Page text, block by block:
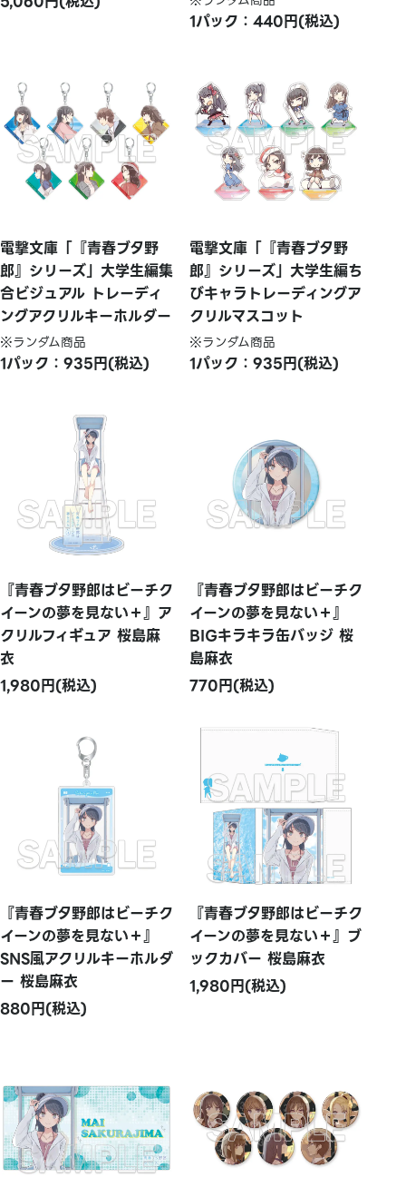
1パック：440円(税込)
電撃文庫「『青春ブタ野
郎』シリーズ」大学生編集
合ビジュアル トレーディ
ングアクリルキーホルダー
※ランダム商品
1パック：935円(税込)
電撃文庫「『青春ブタ野
郎』シリーズ」大学生編ち
びキャラトレーディングア
クリルマスコット
※ランダム商品
1パック：935円(税込)
『青春ブタ野郎はビーチク
イーンの夢を見ない＋』ア
クリルフィギュア 桜島麻
衣
1,980円(税込)
『青春ブタ野郎はビーチク
イーンの夢を見ない＋』
BIGキラキラ缶バッジ 桜
島麻衣
770円(税込)
『青春ブタ野郎はビーチク
イーンの夢を見ない＋』
SNS風アクリルキーホルダ
ー 桜島麻衣
880円(税込)
『青春ブタ野郎はビーチク
イーンの夢を見ない＋』ブ
ックカバー 桜島麻衣
1,980円(税込)